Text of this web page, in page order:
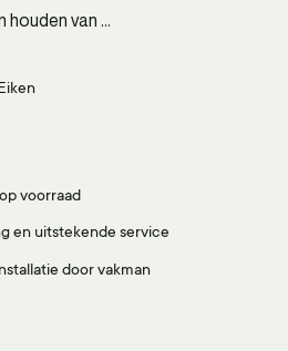
houden van …
voorraad
en uitstekende service
door vakman